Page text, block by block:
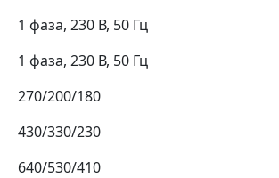
1 фаза, 230 В, 50 Гц
1 фаза, 230 В, 50 Гц
270/200/180
430/330/230
640/530/410